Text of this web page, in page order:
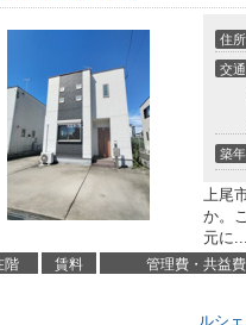
住所
交通
築年
上尾
か。
元に...
階 賃料 管理費・共益費
ルシ